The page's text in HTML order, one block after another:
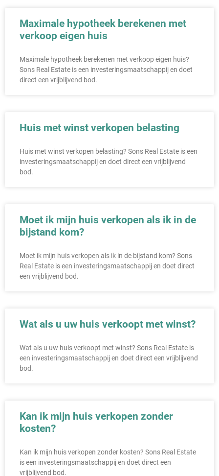
Maximale hypotheek berekenen met
verkoop eigen huis
Maximale hypotheek berekenen met verkoop eigen huis?
Sons Real Estate is een investeringsmaatschappij en doet
direct een vrijblijvend bod.
Huis met winst verkopen belasting
Huis met winst verkopen belasting? Sons Real Estate is een
investeringsmaatschappij en doet direct een vrijblijvend
bod.
Moet ik mijn huis verkopen als ik in de
bijstand kom?
Moet ik mijn huis verkopen als ik in de bijstand kom? Sons
Real Estate is een investeringsmaatschappij en doet direct
een vrijblijvend bod.
Wat als u uw huis verkoopt met winst?
Wat als u uw huis verkoopt met winst? Sons Real Estate is
een investeringsmaatschappij en doet direct een vrijblijvend
bod.
Kan ik mijn huis verkopen zonder
kosten?
Kan ik mijn huis verkopen zonder kosten? Sons Real Estate
is een investeringsmaatschappij en doet direct een
vrijblijvend bod.